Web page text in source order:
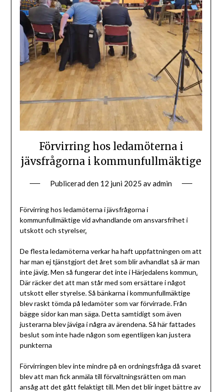
Förvirring hos ledamöterna i
jävsfrågorna i kommunfullmäktige
Publicerad den 12 juni 2025 avadmin
Förvirring hos ledamöterna i jävsfrågorna i
kommunfullmäktige vid avhandlande om ansvarsfrihet i
utskott och styrelser.
De flesta ledamöterna verkar ha haft uppfattningen om att
har man ej tjänstgjort det året som blir avhandlat så är man
inte jävig. Men så fungerar det inte i Härjedalens kommun.
Där räcker det att man står med som ersättare i något
utskott eller styrelse. Så bänkarna i kommunfullmäktige
blev raskt tömda på ledamöter som var förvirrade. Från
bägge sidor kan man säga. Detta samtidigt som även
justerarna blev jäviga i några av ärendena. Så här fattades
beslut som inte hade någon som egentligen kan justera
punkterna
Förvirringen blev inte mindre på en ordningsfråga då svaret
blev att man fick anmäla till förvaltningsrätten om man
ansåg att det gått felaktigt till. Men det blir inget bättre av